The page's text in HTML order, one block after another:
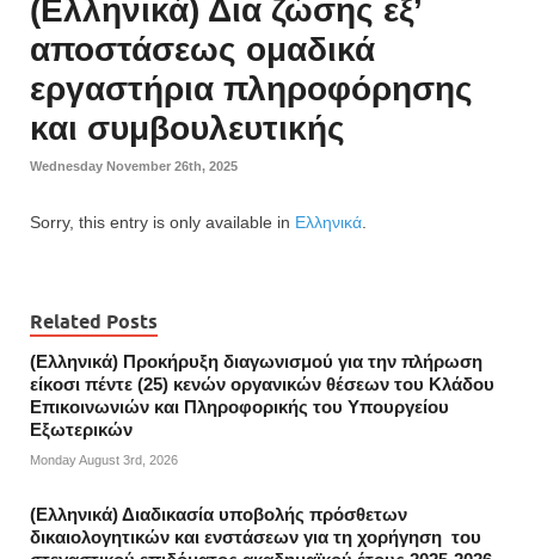
(Ελληνικά) Δια ζώσης εξ’
αποστάσεως ομαδικά
εργαστήρια πληροφόρησης
και συμβουλευτικής
Wednesday November 26th, 2025
Sorry, this entry is only available in Ελληνικά
Related Posts
(Ελληνικά) Προκήρυξη διαγωνισμού για την πλήρωση
είκοσι πέντε (25) κενών οργανικών θέσεων του Κλάδου
Επικοινωνιών και Πληροφορικής του Υπουργείου
Εξωτερικών
Monday August 3rd, 2026
(Ελληνικά) Διαδικασία υποβολής πρόσθετων
δικαιολογητικών και ενστάσεων για τη χορήγηση του